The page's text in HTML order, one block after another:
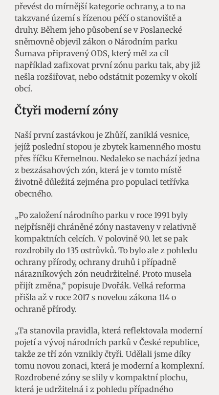
převést do mírnější kategorie ochrany, a to na
takzvané území s řízenou péčí o stanoviště a
druhy. Během jeho působení se v Poslanecké
sněmovně objevil zákon o Národním parku
Šumava připravený ODS, který měl za cíl
například zafixovat první zónu parku tak, aby již
nešla rozšiřovat, nebo odstátnit pozemky v okolí
obcí.
Čtyři moderní zóny
Naší první zastávkou je Zhůří, zaniklá vesnice,
jejíž poslední stopou je zbytek kamenného mostu
přes říčku Křemelnou. Nedaleko se nachází jedna
z bezzásahových zón, která je v tomto místě
životně důležitá zejména pro populaci tetřívka
obecného.
„Po založení národního parku v roce 1991 byly
nejpřísněji chráněné zóny nastaveny v relativně
kompaktních celcích. V polovině 90. let se pak
rozdrobily do 135 ostrůvků. To bylo ale z pohledu
ochrany přírody, ochrany druhů i případně
nárazníkových zón neudržitelné. Proto musela
přijít změna,“ popisuje Dvořák. Velká reforma
přišla až v roce 2017 s novelou zákona 114 o
ochraně přírody.
„Ta stanovila pravidla, která reflektovala moderní
pojetí a vývoj národních parků v České republice,
takže ze tří zón vznikly čtyři. Udělali jsme díky
tomu novou zonaci, která je moderní a komplexní.
Rozdrobené zóny se slily v kompaktní plochu,
která je udržitelná i z pohledu případného